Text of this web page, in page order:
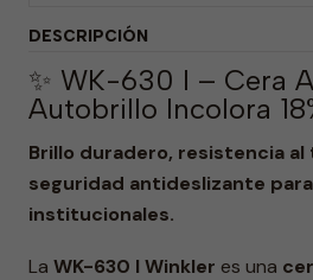
DESCRIPCIÓN
✨ WK-630 I – Cera
Autobrillo Incolora
Brillo duradero, resistencia
seguridad antideslizante
institucionales.
La WK-630 I Winkler es una